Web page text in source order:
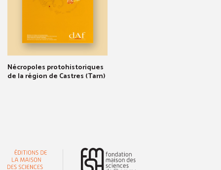
Nécropoles protohistoriques
de la région de Castres (Tarn)